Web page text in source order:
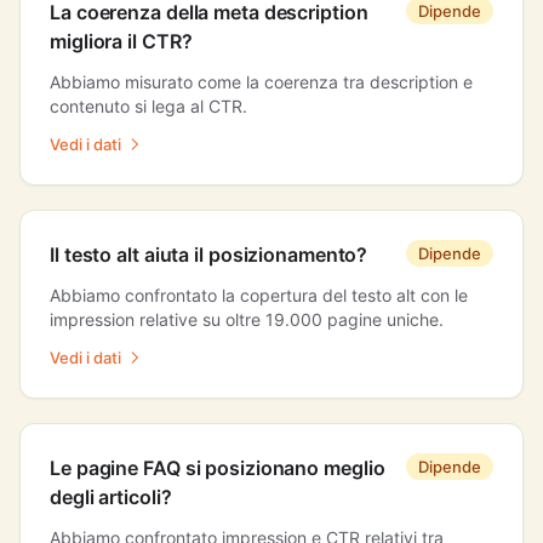
La coerenza della meta description
migliora il CTR?
Dipende
Abbiamo misurato come la coerenza tra description e
contenuto si lega al CTR.
Vedi i dati
Il testo alt aiuta il posizionamento? Dipende
Abbiamo confrontato la copertura del testo alt con le
impression relative su oltre 19.000 pagine uniche.
Vedi i dati
Le pagine FAQ si posizionano meglio
degli articoli?
Dipende
Abbiamo confrontato impression e CTR relativi tra